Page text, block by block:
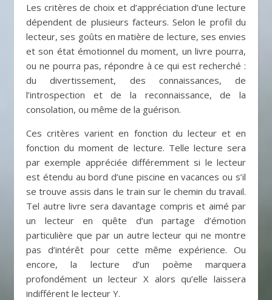
Les critères de choix et d’appréciation d’une lecture
dépendent de plusieurs facteurs. Selon le profil du
lecteur, ses goûts en matière de lecture, ses envies
et son état émotionnel du moment, un livre pourra,
ou ne pourra pas, répondre à ce qui est recherché :
du divertissement, des connaissances, de
l’introspection et de la reconnaissance, de la
consolation, ou même de la guérison.
Ces critères varient en fonction du lecteur et en
fonction du moment de lecture. Telle lecture sera
par exemple appréciée différemment si le lecteur
est étendu au bord d’une piscine en vacances ou s’il
se trouve assis dans le train sur le chemin du travail.
Tel autre livre sera davantage compris et aimé par
un lecteur en quête d’un partage d’émotion
particulière que par un autre lecteur qui ne montre
pas d’intérêt pour cette même expérience. Ou
encore, la lecture d’un poème marquera
profondément un lecteur X alors qu’elle laissera
indifférent le lecteur Y.